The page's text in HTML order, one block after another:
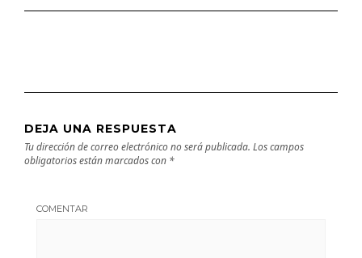
DEJA UNA RESPUESTA
Tu dirección de correo electrónico no será publicada. Los campos
obligatorios están marcados con *
COMENTAR